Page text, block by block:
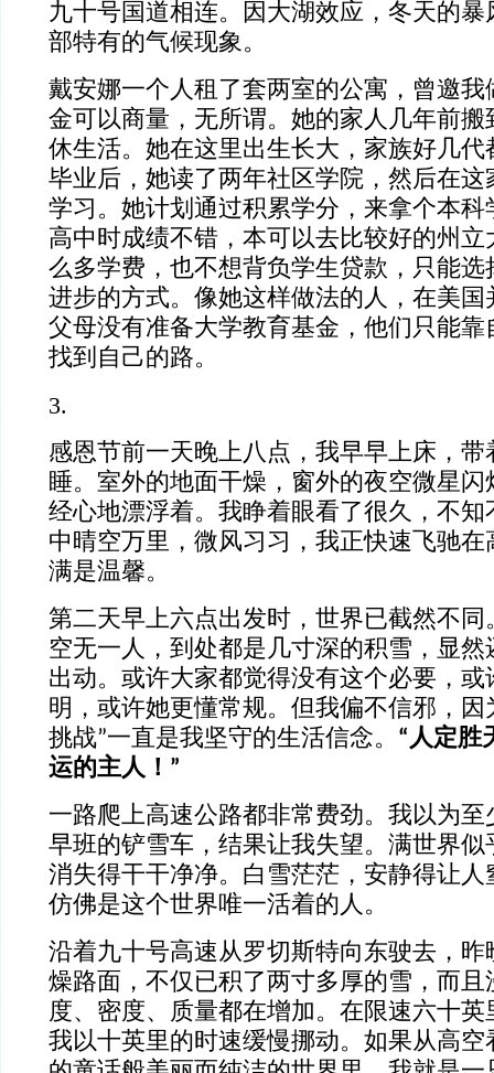
九十号国道相连。因大湖效应，冬天的
部特有的气候现象。
戴安娜一个人租了套两室的公寓，曾邀我
金可以商量，无所谓。她的家人几年前搬
休生活。她在这里出生长大，家族好几代
毕业后，她读了两年社区学院，然后在这
学习。她计划通过积累学分，来拿个本科
高中时成绩不错，本可以去比较好的州
么多学费，也不想背负学生贷款，只能选
进步的方式。像她这样做法的人，在美国
父母没有准备大学教育基金，他们只能靠
找到自己的路。
3.
感恩节前一天晚上八点，我早早上床，带
睡。室外的地面干燥，窗外的夜空微星
经心地漂浮着。我睁着眼看了很久，不知
中晴空万里，微风习习，我正快速飞驰在
满是温馨。
第二天早上六点出发时，世界已截然不同
空无一人，到处都是几寸深的积雪，显然
出动。或许大家都觉得没有这个必要，或
明，或许她更懂常规。但我偏不信邪，因
挑战”一直是我坚守的生活信念。 “人定胜
运的主人！”
一路爬上高速公路都非常费劲。我以为至
早班的铲雪车，结果让我失望。满世界似
消失得干干净净。白雪茫茫，安静得让人
仿佛是这个世界唯一活着的人。
沿着九十号高速从罗切斯特向东驶去，昨
燥路面，不仅已积了两寸多厚的雪，而且
度、密度、质量都在增加。在限速六十
我以十英里的时速缓慢挪动。如果从高空